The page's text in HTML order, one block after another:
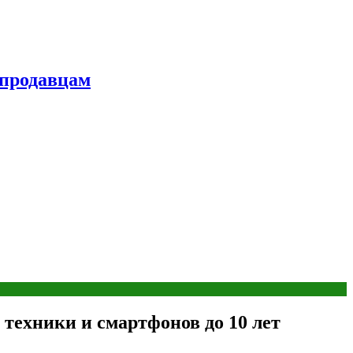
и смартфонов до 10 лет